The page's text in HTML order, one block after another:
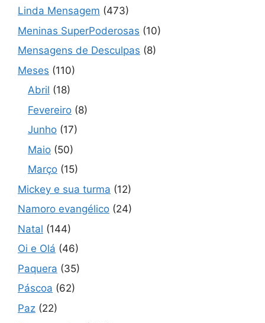
Linda Mensagem (473)
Meninas SuperPoderosas (10)
Mensagens de Desculpas (8)
Meses (110)
Abril (18)
Fevereiro (8)
Junho (17)
Maio (50)
Março (15)
Mickey e sua turma (12)
Namoro evangélico (24)
Natal (144)
Oi e Olá (46)
Paquera (35)
Páscoa (62)
Paz (22)